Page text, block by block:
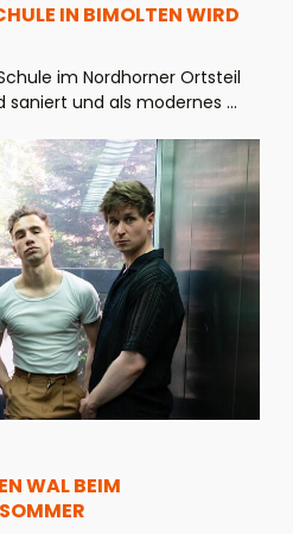
IN BIMOLTEN WIRD
im Nordhorner Ortsteil
und als modernes ...
WAL BEIM